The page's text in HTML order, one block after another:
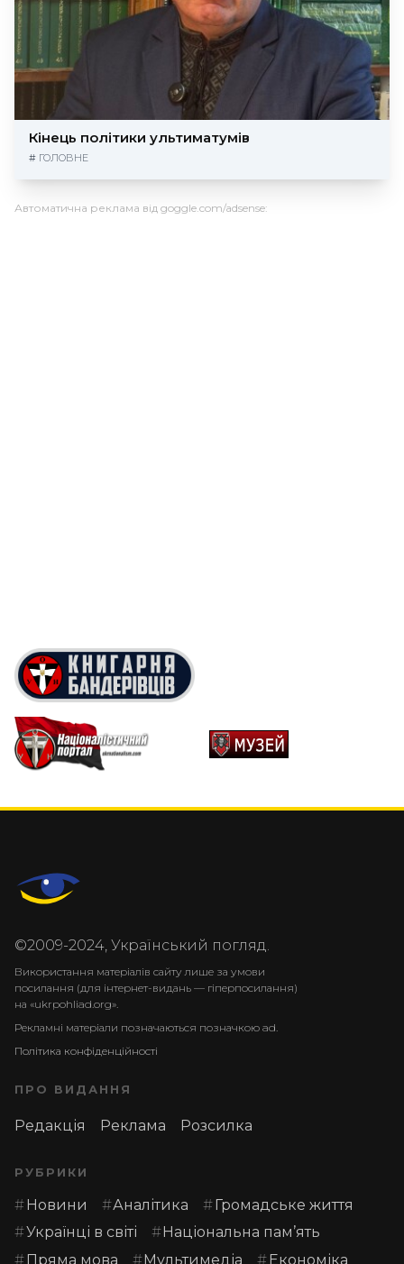
Кінець політики ультиматумів
# ГОЛОВНЕ
Автоматична реклама від goggle.com/adsense:
©2009-2024, Український погляд.
Використання матеріалів сайту лише за умови
посилання (для інтернет-видань — гіперпосилання)
на «ukrpohliad.org».
Рекламні матеріали позначаються позначкою ad.
Політика конфіденційності
ПРО ВИДАННЯ
Редакція Реклама Розсилка
РУБРИКИ
Новини Аналітика
Громадське життя
Українці в світі
Національна пам’ять
Пряма мова
Мультимедіа Економіка